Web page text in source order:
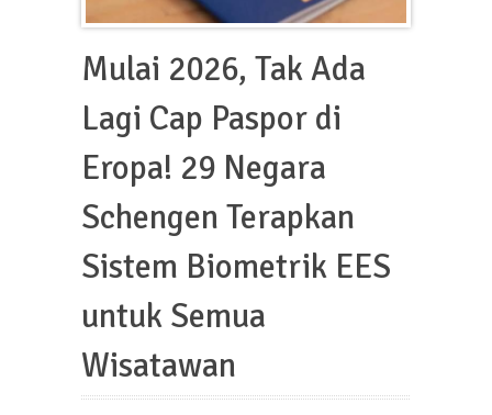
Mulai 2026, Tak Ada
Lagi Cap Paspor di
Eropa! 29 Negara
Schengen Terapkan
Sistem Biometrik EES
untuk Semua
Wisatawan